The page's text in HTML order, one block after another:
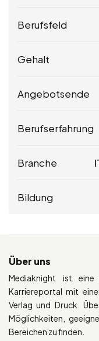
Berufsfeld
Gehalt
Angebotsende
Berufserfahrung
Branche
Bildung
Über uns
Mediaknight ist eine
Karriereportal mit
Verlag und Druck.
Möglichkeiten,
Bereichen zu finden.